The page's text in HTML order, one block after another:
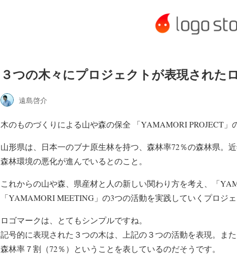
３つの木々にプロジェクトが表現された
遠島啓介
木のものづくりによる山や森の保全 「YAMAMORI PROJECT」
山形県は、日本一のブナ原生林を持つ、森林率72％の森林県。
森林環境の悪化が進んでいるとのこと。
これからの山や森、県産材と人の新しい関わり方を考え、「
「YAMAMORI MEETING」の3つの活動を実践していくプロジ
ロゴマークは、とてもシンプルですね。
記号的に表現された３つの木は、上記の３つの活動を表現。ま
森林率７割（72％）ということを表しているのだそうです。